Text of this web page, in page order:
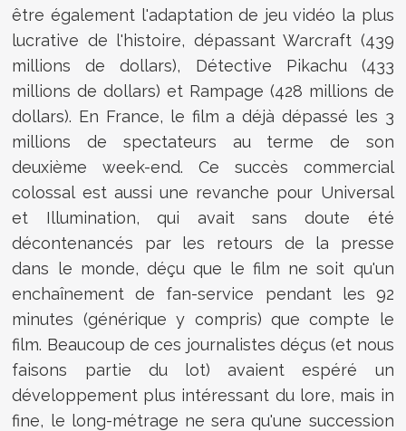
être également l'adaptation de jeu vidéo la plus
lucrative de l'histoire, dépassant Warcraft (439
millions de dollars), Détective Pikachu (433
millions de dollars) et Rampage (428 millions de
dollars). En France, le film a déjà dépassé les 3
millions de spectateurs au terme de son
deuxième week-end. Ce succès commercial
colossal est aussi une revanche pour Universal
et Illumination, qui avait sans doute été
décontenancés par les retours de la presse
dans le monde, déçu que le film ne soit qu'un
enchaînement de fan-service pendant les 92
minutes (générique y compris) que compte le
film. Beaucoup de ces journalistes déçus (et nous
faisons partie du lot) avaient espéré un
développement plus intéressant du lore, mais in
fine, le long-métrage ne sera qu'une succession